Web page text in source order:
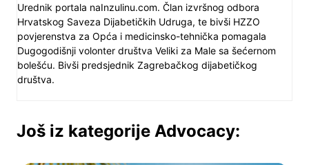
Urednik portala naInzulinu.com. Član izvršnog odbora
Hrvatskog Saveza Dijabetičkih Udruga, te bivši HZZO
povjerenstva za Opća i medicinsko-tehnička pomagala
Dugogodišnji volonter društva Veliki za Male sa šećernom
bolešću. Bivši predsjednik Zagrebačkog dijabetičkog
društva.
Još iz kategorije Advocacy: